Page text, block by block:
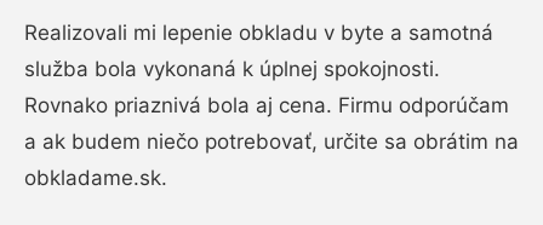
Realizovali mi lepenie obkladu v byte a samotná
služba bola vykonaná k úplnej spokojnosti.
Rovnako priaznivá bola aj cena. Firmu odporúčam
a ak budem niečo potrebovať, určite sa obrátim na
obkladame.sk.